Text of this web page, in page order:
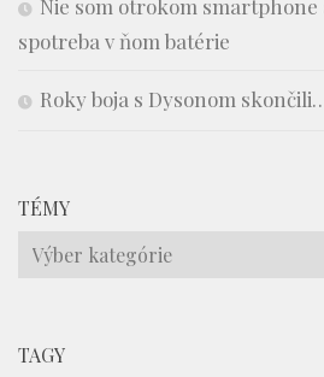
Nie som otrokom smartphone
spotreba v ňom batérie
Roky boja s Dysonom
TÉMY
Témy
TAGY